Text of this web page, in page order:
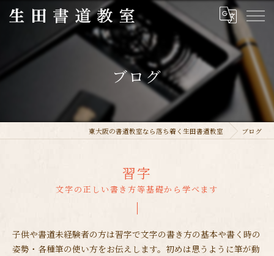
ブログ
東大阪の書道教室なら落ち着く生田書道教室 ブログ
習字
文字の正しい書き方等基礎から学べます
子供や書道未経験者の方は習字で文字の書き方の基本や書く時の
姿勢・各種筆の使い方をお伝えします。初めは思うように筆が動